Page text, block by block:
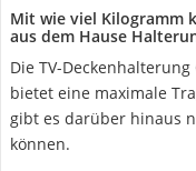
Mit wie viel Kilogramm
aus dem Hause
Die TV-
bietet eine maximale
gibt es darüber hinaus
können.